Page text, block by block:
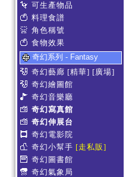
可生產物品
料理食譜
角色稱號
食物效果
奇幻系列 - Fantasy
奇幻藝廊 [精華] [廣場]
奇幻繪圖館
奇幻音樂廳
奇幻寫真館
奇幻伸展台
奇幻電影院
奇幻小幫手 [走私販]
奇幻圖書館
奇幻氣象局